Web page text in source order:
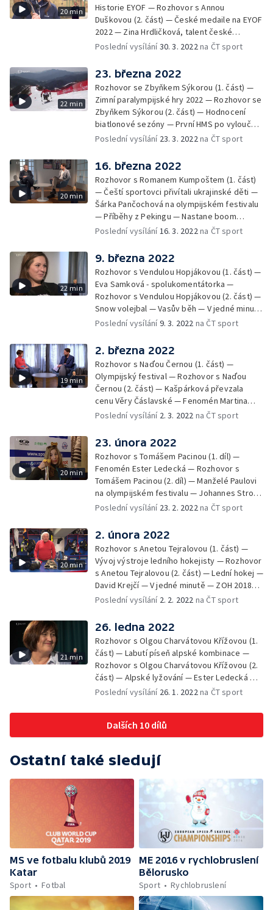
20 min
Historie EYOF — Rozhovor s Annou
Duškovou (2. část) — České medaile na EYOF
2022 — Zina Hrdličková, talent české
sportovní střelby — Život s cukrovkou — V
Poslední vysílání30. 3. 2022 na ČT sport
22 min
23. března 2022
Rozhovor se Zbyňkem Sýkorou (1. část) —
Zimní paralympijské hry 2022 — Rozhovor se
Zbyňkem Sýkorou (2. část) — Hodnocení
biatlonové sezóny — První HMS po vyloučení
Rusů a Bělorusů — Olympijské plány Markéty
z Pekingu
Poslední vysílání 23. 3. 2022 na ČT sport
20 min
16. března 2022
Rozhovor s Romanem Kumpoštem (1. část)
— Čeští sportovci přivítali ukrajinské děti —
Šárka Pančochová na olympijském festivalu
— Příběhy z Pekingu — Nastane boom
curlingu v Česku? — V jedné minutě
Poslední vysílání 16. 3. 2022 na ČT sport
22 min
9. března 2022
Rozhovor s Vendulou Hopjákovou (1. část) —
Eva Samková - spolukomentátorka —
Rozhovor s Vendulou Hopjákovou (2. část) —
Snow volejbal — Vasův běh — V jedné minutě
— Július Torma - 100 let od narození —
Poslední vysílání9. 3. 2022 na ČT sport
19 min
2. března 2022
Rozhovor s Naďou Černou (1. část) —
Olympijský festival — Rozhovor s Naďou
Černou (2. část) — Kašpárková převzala
cenu Věry Čáslavské — Fenomén Martina
Sáblíková — V jedné minutě — Lindsey
Poslední vysílání 2. 3. 2022 na ČT sport
20 min
23. února 2022
Rozhovor s Tomášem Pacinou (1. díl) —
Fenomén Ester Ledecká — Rozhovor s
Tomášem Pacinou (2. díl) — Manželé Paulovi
na olympijském festivalu — Johannes Strolz
— V jedné minutě — Thomas Bach ocenil
Poslední vysílání 23. 2. 2022 na ČT sport
20 min
2. února 2022
Rozhovor s Anetou Tejralovou (1. část) —
Vývoj výstroje ledního hokejisty — Rozhovor
s Anetou Tejralovou (2. část) — Lední hokej —
David Krejčí — V jedné minutě — ZOH 2018
Pchjongčchang
Poslední vysílání 2. 2. 2022 na ČT sport
21 min
26. ledna 2022
Rozhovor s Olgou Charvátovou Křížovou (1.
část) — Labutí píseň alpské kombinace —
Rozhovor s Olgou Charvátovou Křížovou (2.
část) — Alpské lyžování — Ester Ledecká — V
jedné minutě — ZOH 2014
Poslední vysílání 26. 1. 2022 na ČT sport
Dalších 10 dílů
Ostatní také sledují
MS ve fotbalu klubů 2019
Katar
Sport
Fotbal
ME 2016 v rychlobruslení
Bělorusko
Sport
Rychlobruslení